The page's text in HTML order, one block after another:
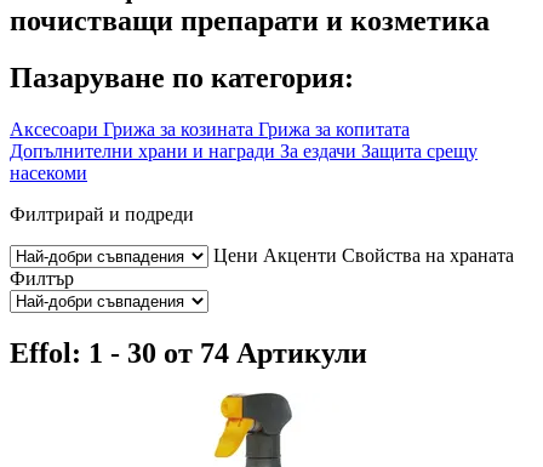
почистващи препарати и козметика
Пазаруване по категория:
Аксесоари Грижа за козината Грижа за копитата
Допълнителни храни и награди За ездачи Защита срещу
насекоми
Филтрирай и подреди
Цени Акценти Свойства на храната
Филтър
Effol: 1 - 30 от 74 Артикули